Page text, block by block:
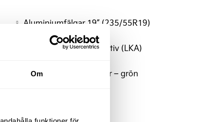
Om
Aluminiumfälgar 19” (235/55R19)
Dödavinkelvarning
Filhållningsassistans aktiv (LKA)
Klädsel Tyg/Veganläder – grön